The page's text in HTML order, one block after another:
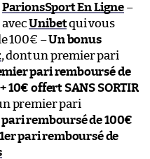
ParionsSport En Ligne –
avecUnibetqui vous
100€ –Un bonus
, dont un premier pari
pari remboursé de
10€ offert SANS SORTIR
premier pari
pari remboursé de 100€
pari remboursé de